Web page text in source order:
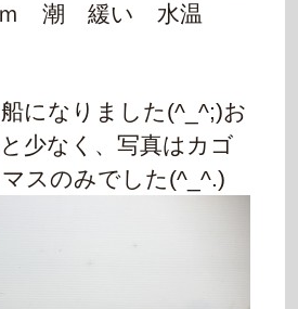
ｍ 潮 緩い 水温
になりました(^_^;)お
少なく、写真はカゴ
スのみでした(^_^.)